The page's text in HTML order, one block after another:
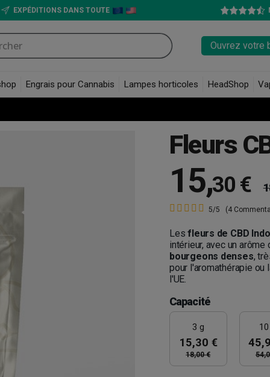
EXPÉDITIONS DANS TOUTE
Ouvrez votre
Engrais pour Cannabis Lampes horticoles HeadShop
Fleurs
15,30 €
5/5 (4
Lesfleurs de CBD
intérieur, avec un
bourgeons denses,
pour l'aromathérapie
l'UE.
Capacité
3 g
15,30 €
18,00 €